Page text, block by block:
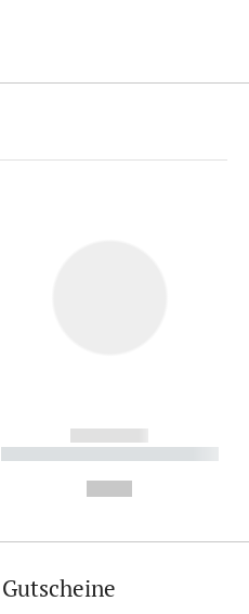
------------
----------- ----------- ----------
Gutscheine